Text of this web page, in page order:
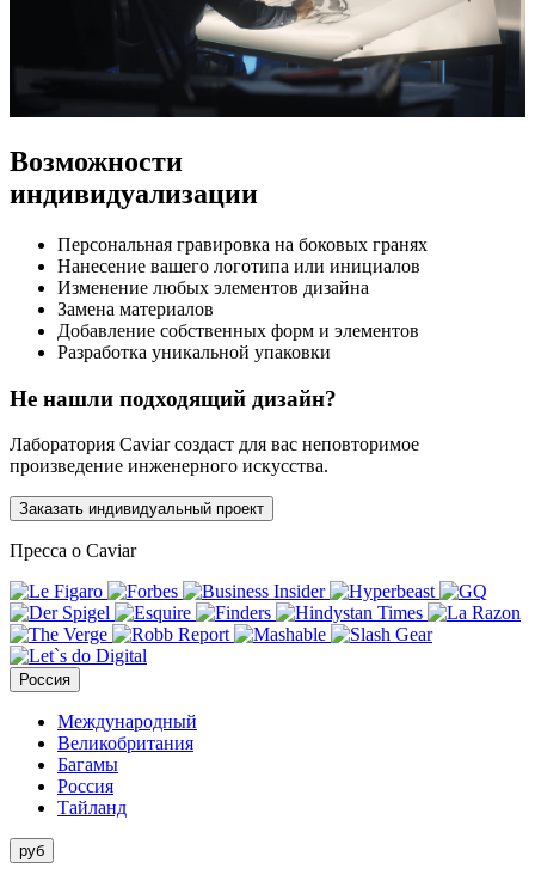
Возможности
индивидуализации
Персональная гравировка на боковых гранях
Нанесение вашего логотипа или инициалов
Изменение любых элементов дизайна
Замена материалов
Добавление собственных форм и элементов
Разработка уникальной упаковки
Не нашли подходящий дизайн?
Лаборатория Caviar создаст для вас неповторимое
произведение инженерного искусства.
Заказать индивидуальный проект
Пресса о Caviar
Россия
Международный
Великобритания
Багамы
Россия
Тайланд
руб